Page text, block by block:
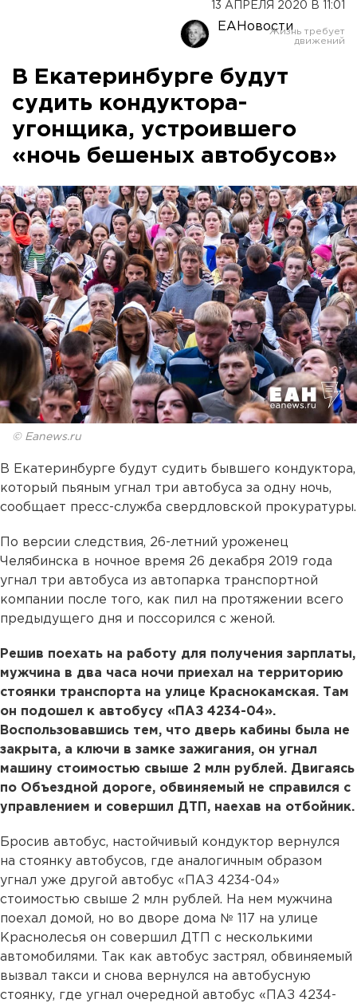
13 АПРЕЛЯ 2020 В 11:01
ЕАНовости
В Екатеринбурге будут
судить кондуктора-
угонщика, устроившего
«ночь бешеных автобусов»
© Eanews.ru
В Екатеринбурге будут судить бывшего кондуктора,
который пьяным угнал три автобуса за одну ночь,
сообщает пресс-служба свердловской прокуратуры.
По версии следствия, 26-летний уроженец
Челябинска в ночное время 26 декабря 2019 года
угнал три автобуса из автопарка транспортной
компании после того, как пил на протяжении всего
предыдущего дня и поссорился с женой.
Решив поехать на работу для получения зарплаты,
мужчина в два часа ночи приехал на территорию
стоянки транспорта на улице Краснокамская. Там
он подошел к автобусу «ПАЗ 4234-04».
Воспользовавшись тем, что дверь кабины была не
закрыта, а ключи в замке зажигания, он угнал
машину стоимостью свыше 2 млн рублей. Двигаясь
по Объездной дороге, обвиняемый не справился с
управлением и совершил ДТП, наехав на отбойник.
Бросив автобус, настойчивый кондуктор вернулся
на стоянку автобусов, где аналогичным образом
угнал уже другой автобус «ПАЗ 4234-04»
стоимостью свыше 2 млн рублей. На нем мужчина
поехал домой, но во дворе дома № 117 на улице
Краснолесья он совершил ДТП с несколькими
автомобилями. Так как автобус застрял, обвиняемый
вызвал такси и снова вернулся на автобусную
стоянку, где угнал очередной автобус «ПАЗ 4234-